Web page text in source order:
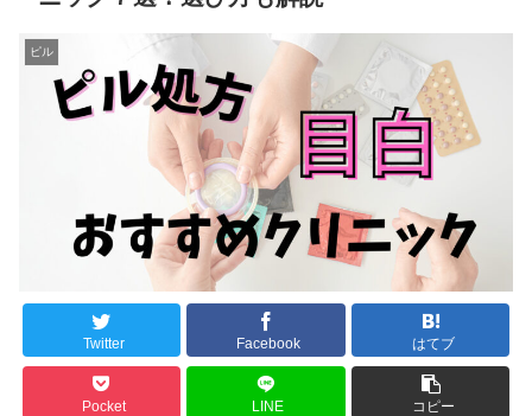
ピル
Twitter Facebook はてブ
Pocket LINE コピー